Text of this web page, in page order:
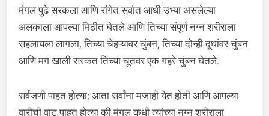
मंगल पुढे सरकला आणि रांगेत सर्वात आधी उभ्या असलेल्या
अलकाला आपल्या मिठीत घेतले आणि तिच्या संपूर्ण नग्न शरीराला
सहलायला लागला, तिच्या चेहऱ्यावर चुंबन, तिच्या दोन्ही दूधांवर चुंबन
आणि मग खाली सरकत तिच्या चूतवर एक गहरे चुंबन घेतले.
सर्वजणी पाहत होत्या; आता सर्वांना मजाही येत होती आणि आपल्या
वारीची वाट पाहत होत्या की मंगल कधी त्यांच्या नग्न शरीराला